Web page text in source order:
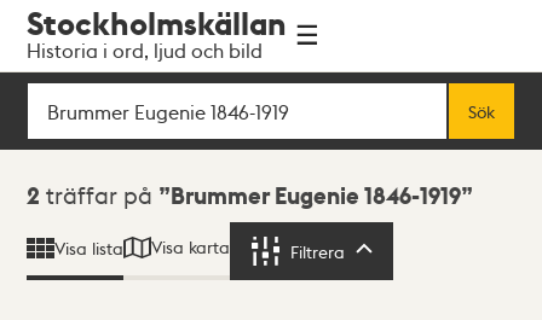
navigationen
huvudinnehållet
Stockholmskällan
Historia i ord, ljud och bild
Sök
Sök
Sökresultat
2 träffar på Brummer Eugenie 1846-1919
Visa lista Visa karta Filtrera